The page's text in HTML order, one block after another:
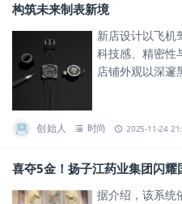
构筑未来制表新境
新店设计以飞机
科技感、精密性
店铺外观以深邃
创始人 时尚 2025-11-24
喜夺5金！扬子江药业集团闪耀
据介绍，该系统